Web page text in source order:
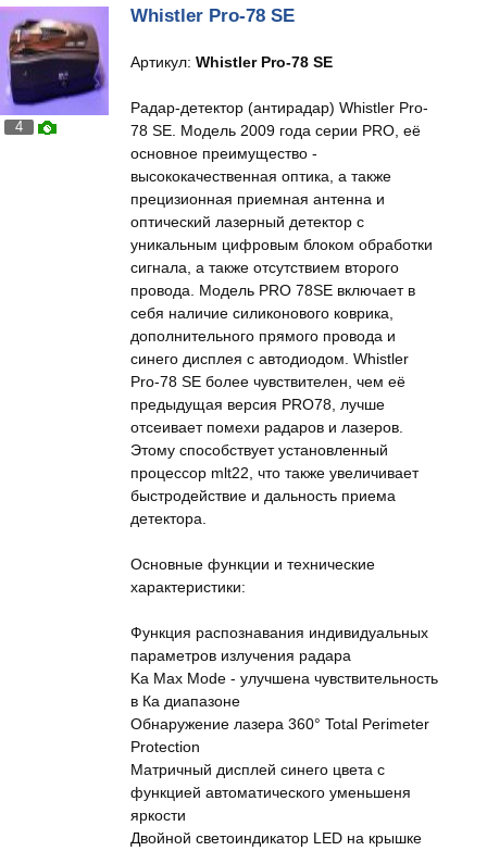
4
Whistler Pro-78 SE
Артикул: Whistler Pro-78 SE
Радар-детектор (антирадар) Whistler Pro-
78 SE. Модель 2009 года серии PRO, её
основное преимущество -
высококачественная оптика, а также
прецизионная приемная антенна и
оптический лазерный детектор с
уникальным цифровым блоком обработки
сигнала, а также отсутствием второго
провода. Модель PRO 78SE включает в
себя наличие силиконового коврика,
дополнительного прямого провода и
синего дисплея с автодиодом. Whistler
Pro-78 SE более чувствителен, чем её
предыдущая версия PRO78, лучше
отсеивает помехи радаров и лазеров.
Этому способствует установленный
процессор mlt22, что также увеличивает
быстродействие и дальность приема
детектора.
Основные функции и технические
характеристики:
Функция распознавания индивидуальных
параметров излучения радара
Ka Max Mode - улучшена чувствительность
в Ка диапазоне
Обнаружение лазера 360° Total Perimeter
Protection
Матричный дисплей синего цвета с
функцией автоматического уменьшеня
яркости
Двойной светоиндикатор LED на крышке